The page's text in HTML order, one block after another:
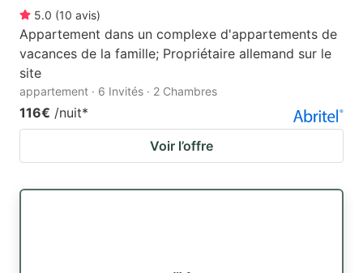
5.0 (10 avis)
Appartement dans un complexe d'appartements de
vacances de la famille; Propriétaire allemand sur le
site
appartement · 6 Invités · 2 Chambres
116€ /nuit*
Voir l’offre